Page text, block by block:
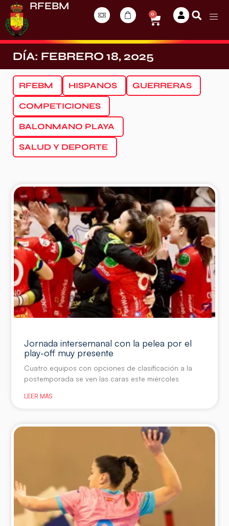
RFEBM
0
DÍA: FEBRERO 18, 2025
RFEBM HISPANOS GUERRERAS
COMPETICIONES
BALONMANO PLAYA
SALUD Y DEPORTE
Jornada intersemanal con la pelea por el
play-off muy presente
Cuatro equipos con opciones de clasificación a la
postemporada se ven las caras este miércoles
LEER MÁS